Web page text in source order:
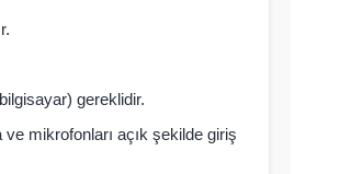
gereklidir.
mikrofonları açık şekilde giriş